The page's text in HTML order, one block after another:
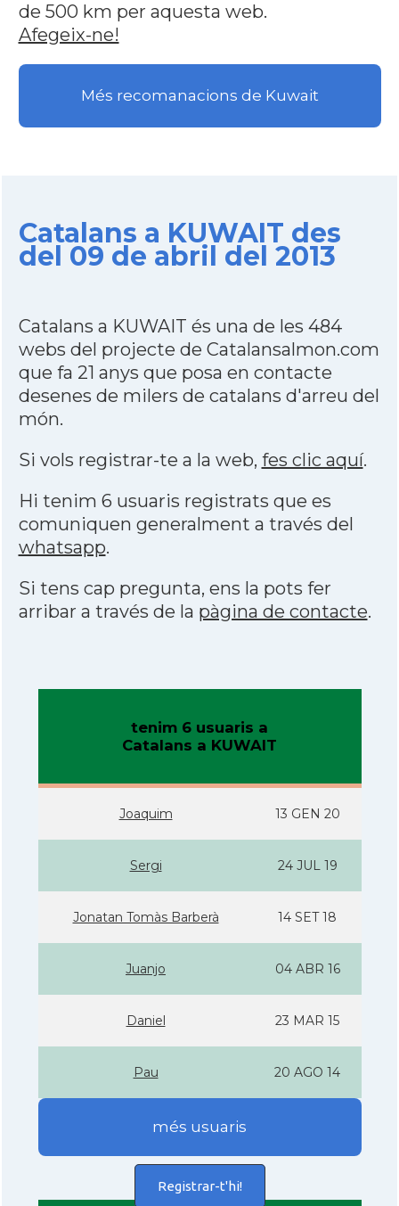
de 500 km per aquesta web.
Afegeix-ne!
Més recomanacions de Kuwait
Catalans a KUWAIT des
del 09 de abril del 2013
Catalans a KUWAIT és una de les 484
webs del projecte de Catalansalmon.com
que fa 21 anys que posa en contacte
desenes de milers de catalans d'arreu del
món.
Si vols registrar-te a la web, fes clic aquí.
Hi tenim 6 usuaris registrats que es
comuniquen generalment a través del
whatsapp.
Si tens cap pregunta, ens la pots fer
arribar a través de la pàgina de contacte.
tenim 6 usuaris a
Catalans a KUWAIT
Joaquim 13 GEN 20
Sergi 24 JUL 19
Jonatan Tomàs Barberà 14 SET 18
Juanjo 04 ABR 16
Daniel 23 MAR 15
Pau 20 AGO 14
més usuaris
Registrar-t'hi!